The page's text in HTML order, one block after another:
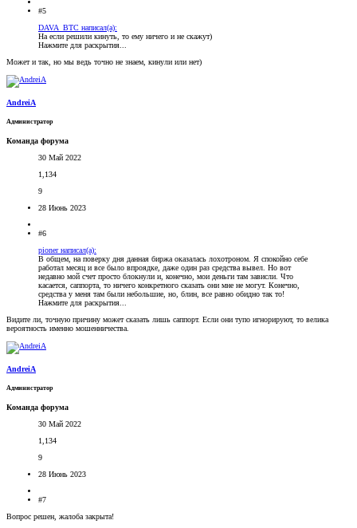
#5
DAVA_BTC написал(а):
На если решили кинуть, то ему ничего и не скажут)
Нажмите для раскрытия...
Может и так, но мы ведь точно не знаем, кинули или нет)
AndreiA
Администратор
Команда форума
30 Май 2022
1,134
9
28 Июнь 2023
#6
pioner написал(а):
В общем, на поверку дня данная биржа оказалась лохотроном. Я спокойно себе
работал месяц и все было впроядке, даже один раз средства вывел. Но вот
недавно мой счет просто блокнули и, конечно, мои деньги там зависли. Что
касается, саппорта, то ничего конкретного сказать они мне не могут. Конечно,
средства у меня там были небольшие, но, блин, все равно обидно так то!
Нажмите для раскрытия...
Видите ли, точную причину может сказать лишь саппорт. Если они тупо игнорируют, то велика
вероятность именно мошенничества.
AndreiA
Администратор
Команда форума
30 Май 2022
1,134
9
28 Июнь 2023
#7
Вопрос решен, жалоба закрыта!